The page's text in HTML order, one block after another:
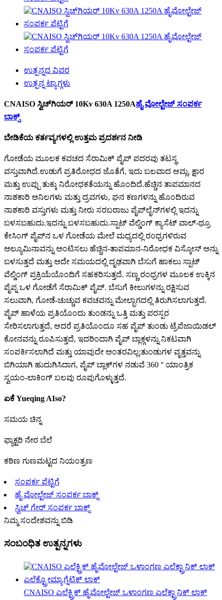
ಉತ್ಪನ್ನದ ವಿವರ
ಉತ್ಪನ್ನ ಟ್ಯಾಗ್ಗಳು
CNAISO ಸ್ವಿಚ್‌ಗಿಯರ್ 10Kv 630A 1250Aಹೈ ವೋಲ್ಟೇಜ್ ಸಂಪರ್ಕ
ಬಾಕ್ಸ್
ಬೇಡಿಕೆಯ ಕರ್ತವ್ಯಗಳಲ್ಲಿ ಉತ್ತಮ ಪ್ರದರ್ಶನ ನೀಡಿ
ಗೋಡೆಯ ಮೂಲಕ ಕವಚದ ಸೆರಾಮಿಕ್ ಪೈಪ್ ಪದರವು ತಟಸ್ಥ
ವಸ್ತುವಾಗಿದೆ.ಉಡುಗೆ ಪ್ರತಿರೋಧದ ಜೊತೆಗೆ, ಇದು ಬಲವಾದ ಆಮ್ಲ, ಕ್ಷಾರ
ಮತ್ತು ಉಪ್ಪು ತುಕ್ಕು ನಿರೋಧಕತೆಯನ್ನು ಹೊಂದಿದೆ.ಹೆಚ್ಚಿನ ತಾಪಮಾನದ
ನಾಶಕಾರಿ ಅನಿಲಗಳು ಮತ್ತು ದ್ರವಗಳು, ಘನ ಕಣಗಳನ್ನು ಹೊಂದಿರುವ
ನಾಶಕಾರಿ ವಸ್ತುಗಳು ಮತ್ತು ನೀರು ಸರಬರಾಜು ಪೈಪ್‌ಲೈನ್‌ಗಳಲ್ಲಿ ಇದನ್ನು
ಬಳಸಬಹುದು.ಇದನ್ನು ಬಳಸಬಹುದು.ಸ್ಪಾಟ್ ವೆಲ್ಡಿಂಗ್ ಕ್ಯಾಸೆಟ್ ವಾಲ್-ಥ್ರೂ
ಕೇಸಿಂಗ್ ಪೈಪ್‌ನ ಒಳ ಗೋಡೆಯ ಮೇಲೆ ಮಧ್ಯದಲ್ಲಿ ರಂಧ್ರಗಳಿರುವ
ಅಲ್ಯೂಮಿನಾವನ್ನು ಅಂಟಿಸಲು ಹೆಚ್ಚಿನ-ತಾಪಮಾನ-ನಿರೋಧಕ ವಿಸ್ಕೋಸ್ ಅನ್ನು
ಬಳಸುತ್ತದೆ ಮತ್ತು ಅದೇ ಸಮಯದಲ್ಲಿ ದೃಢವಾಗಿ ಬೆಸುಗೆ ಹಾಕಲು ಸ್ಪಾಟ್
ವೆಲ್ಡಿಂಗ್ ಪ್ರಕ್ರಿಯೆಯೊಂದಿಗೆ ಸಹಕರಿಸುತ್ತದೆ. ಸಣ್ಣ ರಂಧ್ರಗಳ ಮೂಲಕ ಉಕ್ಕಿನ
ಪೈಪ್ನ ಒಳ ಗೋಡೆಗೆ ಸೆರಾಮಿಕ್ ಪೈಪ್. ಬೆಸುಗೆ ಕೀಲುಗಳನ್ನು ರಕ್ಷಿಸುವ
ಸಲುವಾಗಿ, ಗೋಡೆ-ಚುಚ್ಚುವ ಕವಚವನ್ನು ಮೇಲ್ಭಾಗದಲ್ಲಿ ತಿರುಗಿಸಲಾಗುತ್ತದೆ.
ಪೈಪ್ ಹಾಳೆಯ ಪ್ರತಿಯೊಂದು ತುಂಡನ್ನು ಒತ್ತಿ ಮತ್ತು ಪರಸ್ಪರ
ಸೇರಿಸಲಾಗುತ್ತದೆ, ಆದರೆ ಪ್ರತಿಯೊಂದೂ ಸಹ ಪೈಪ್ ತುಂಡು ಟ್ರೆಪೆಜಾಯಿಡಲ್
ಕೋನವನ್ನು ರೂಪಿಸುತ್ತದೆ, ಇದರಿಂದಾಗಿ ಪೈಪ್ ಬ್ಲಾಕ್ಗಳನ್ನು ನಿಕಟವಾಗಿ
ಸಂಪರ್ಕಿಸಲಾಗಿದೆ ಮತ್ತು ಯಾವುದೇ ಅಂತರವಿಲ್ಲ;ತುಂಡುಗಳ ವೃತ್ತವನ್ನು
ಬಿಗಿಯಾಗಿ ಹುದುಗಿಸಿದಾಗ, ಪೈಪ್ ಬ್ಲಾಕ್‌ಗಳ ನಡುವೆ 360 ° ಯಾಂತ್ರಿಕ
ಸ್ವಯಂ-ಲಾಕಿಂಗ್ ಬಲವು ರೂಪುಗೊಳ್ಳುತ್ತದೆ.
ಏಕೆ Yueqing AIso?
ಸಮಯ ಚಿನ್ನ
ಫ್ಯಾಕ್ಟರಿ ನೇರ ಬೆಲೆ
ಕಠಿಣ ಗುಣಮಟ್ಟದ ನಿಯಂತ್ರಣ
ಸಂಪರ್ಕ ಪೆಟ್ಟಿಗೆ
ಹೈ ವೋಲ್ಟೇಜ್ ಸಂಪರ್ಕ ಬಾಕ್ಸ್
ಸ್ವಿಚ್ ಗೇರ್ ಸಂಪರ್ಕ ಬಾಕ್ಸ್
ನಿಮ್ಮ ಸಂದೇಶವನ್ನು ಬಿಡಿ
ಸಂಬಂಧಿತ ಉತ್ಪನ್ನಗಳು
CNAISO ಎಲೆಕ್ಟ್ರಿಕ್ ಹೈವೋಲ್ಟೇಜ್ ಒಳಾಂಗಣ ಎಲೆಕ್ಟ್ರಾನಿಕ್ ಲಾಕ್